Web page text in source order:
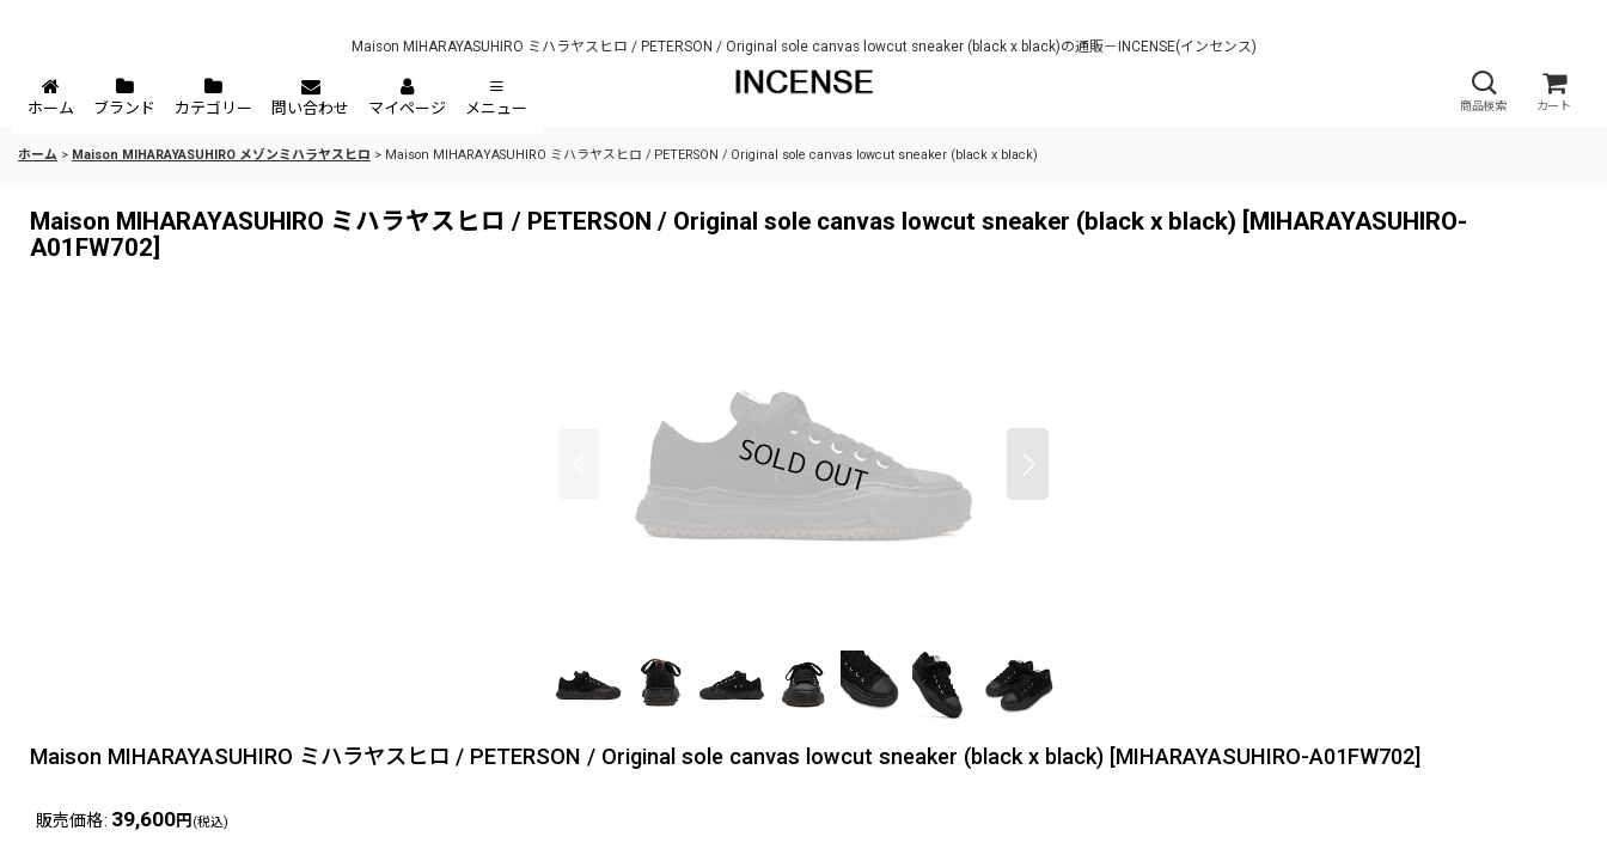
Maison MIHARAYASUHIRO ミハラヤスヒロ / PETERSON / Original sole canvas lowcut sneaker (black x black)の通販－INCENSE(インセンス)
商品検索 カート
ホーム ブランド カテゴリー 問い合わせ マイページ メニュー
ホーム > Maison MIHARAYASUHIRO メゾンミハラヤスヒロ > Maison MIHARAYASUHIRO ミハラヤスヒロ / PETERSON / Original sole canvas lowcut sneaker (black x black)
Maison MIHARAYASUHIRO ミハラヤスヒロ / PETERSON / Original sole canvas lowcut sneaker (black x black) [MIHARAYASUHIRO-
A01FW702]
Maison MIHARAYASUHIRO ミハラヤスヒロ / PETERSON / Original sole canvas lowcut sneaker (black x black) [MIHARAYASUHIRO-A01FW702]
販売価格: 39,600円 (税込)